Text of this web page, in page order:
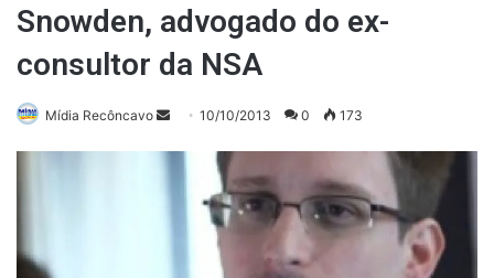
Snowden, advogado do ex-
consultor da NSA
Mídia Recôncavo
Mande10/10/2013 0 173